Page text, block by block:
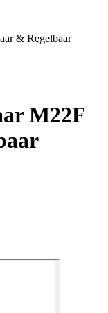
& Regelbaar
M22F